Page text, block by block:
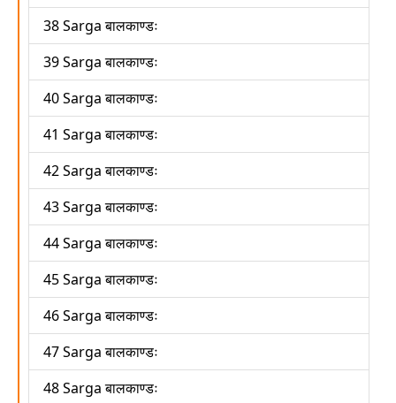
38 Sarga बालकाण्डः
39 Sarga बालकाण्डः
40 Sarga बालकाण्डः
41 Sarga बालकाण्डः
42 Sarga बालकाण्डः
43 Sarga बालकाण्डः
44 Sarga बालकाण्डः
45 Sarga बालकाण्डः
46 Sarga बालकाण्डः
47 Sarga बालकाण्डः
48 Sarga बालकाण्डः